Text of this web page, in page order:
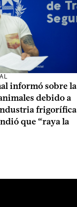
informó sobre la
debido a
frigorífica
que “raya la